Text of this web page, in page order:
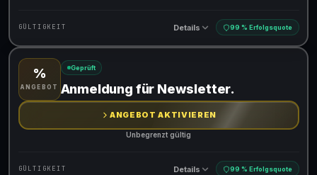
GÜLTIGKEIT Details 99 % Erfolgsquote
Gültig für teilnehmende Produkte
%
ANGEBOT
Geprüft
Anmeldung für Newsletter.
ANGEBOT AKTIVIEREN
Unbegrenzt gültig
GÜLTIGKEIT Details 99 % Erfolgsquote